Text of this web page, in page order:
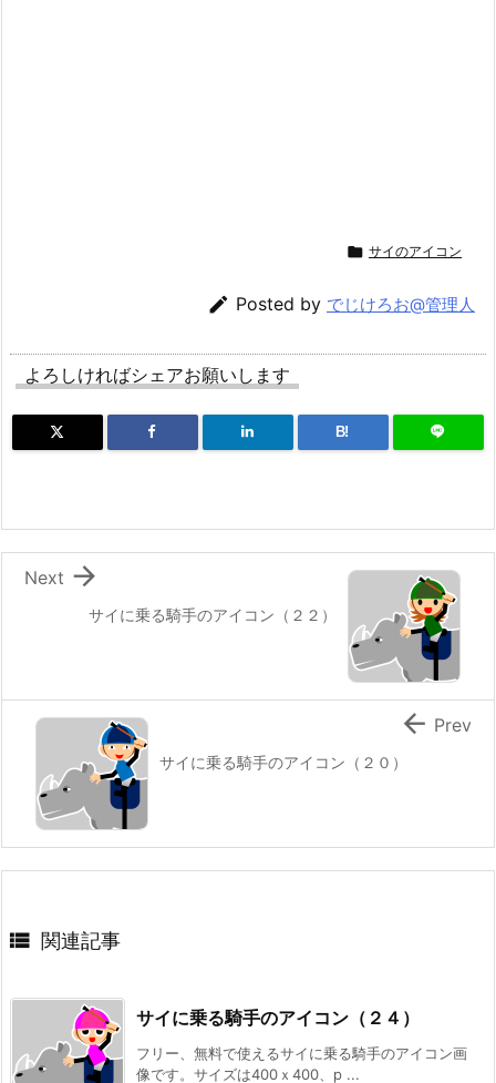
 サイのアイコン
 Posted by でじけろお@管理人
よろしければシェアお願いします
B!
サイに乗る騎手のアイコン（２２）

Next
サイに乗る騎手のアイコン（２０）
 Prev
 関連記事
サイに乗る騎手のアイコン（２４）
フリー、無料で使えるサイに乗る騎手のアイコン画
像です。サイズは400ｘ400、p ...